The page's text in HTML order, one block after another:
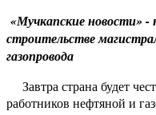
«Мучкапские новости» -
строительстве
газопровода
Завтра страна будет
работников нефтяной и